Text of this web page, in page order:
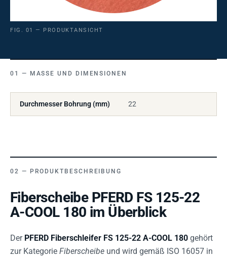
FIG. 01 — PRODUKTANSICHT
MASSE UND DIMENSIONEN
Durchmesser Bohrung (mm) 22
PRODUKTBESCHREIBUNG
Fiberscheibe PFERD FS 125-22
A-COOL 180 im Überblick
Der PFERD Fiberschleifer FS 125-22 A-COOL 180 gehört
zur Kategorie Fiberscheibe und wird gemäß ISO 16057 in